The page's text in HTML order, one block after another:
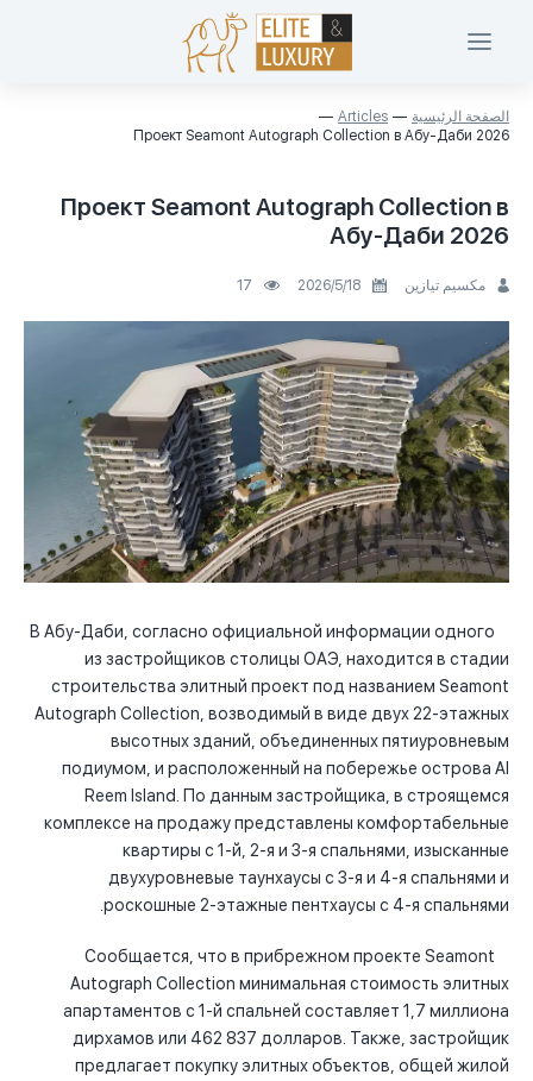
الصفحة الرئيسية
Articles
Проект Seamont Autograph Collection в Абу-Даби 2026
Проект Seamont Autograph Collection в
Абу-Даби 2026
مكسيم تيازين 18‏/5‏/2026
17
В Абу-Даби, согласно официальной информации одного
из застройщиков столицы ОАЭ, находится в стадии
строительства элитный проект под названием Seamont
Autograph Collection, возводимый в виде двух 22-этажных
высотных зданий, объединенных пятиуровневым
подиумом, и расположенный на побережье острова Al
Reem Island. По данным застройщика, в строящемся
комплексе на продажу представлены комфортабельные
квартиры с 1-й, 2-я и 3-я спальнями, изысканные
двухуровневые таунхаусы с 3-я и 4-я спальнями и
роскошные 2-этажные пентхаусы с 4-я спальнями.
Сообщается, что в прибрежном проекте Seamont
Autograph Collection минимальная стоимость элитных
апартаментов с 1-й спальней составляет 1,7 миллиона
дирхамов или 462 837 долларов. Также, застройщик
предлагает покупку элитных объектов, общей жилой